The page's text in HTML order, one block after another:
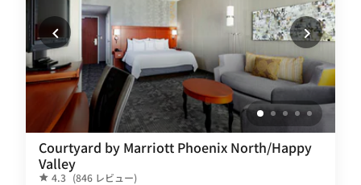
Courtyard by Marriott Phoenix North/Happy
Valley
4.3 (846 レビュー)